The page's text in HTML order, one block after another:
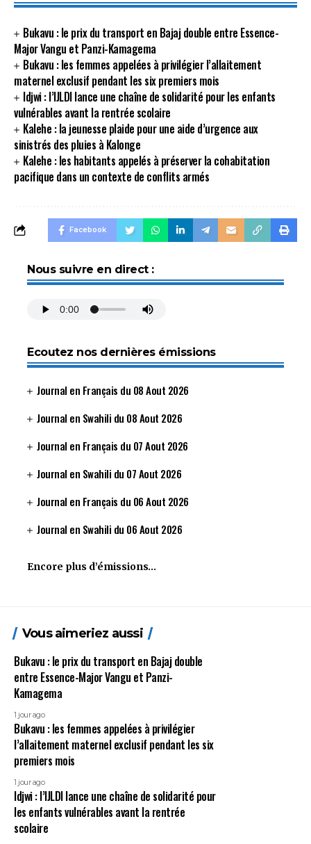
Bukavu : le prix du transport en Bajaj double entre Essence-
Major Vangu et Panzi-Kamagema
Bukavu : les femmes appelées à privilégier l’allaitement
maternel exclusif pendant les six premiers mois
Idjwi : l’IJLDI lance une chaîne de solidarité pour les enfants
vulnérables avant la rentrée scolaire
Kalehe : la jeunesse plaide pour une aide d’urgence aux
sinistrés des pluies à Kalonge
Kalehe : les habitants appelés à préserver la cohabitation
pacifique dans un contexte de conflits armés
Facebook
Nous suivre en direct :
Ecoutez nos dernières émissions
Journal en Français du 08 Aout 2026
Journal en Swahili du 08 Aout 2026
Journal en Français du 07 Aout 2026
Journal en Swahili du 07 Aout 2026
Journal en Français du 06 Aout 2026
Journal en Swahili du 06 Aout 2026
Encore plus d’émissions…
Vous aimeriez aussi
Bukavu : le prix du transport en Bajaj double
entre Essence-Major Vangu et Panzi-
Kamagema
1 jour ago
Bukavu : les femmes appelées à privilégier
l’allaitement maternel exclusif pendant les six
premiers mois
1 jour ago
Idjwi : l’IJLDI lance une chaîne de solidarité pour
les enfants vulnérables avant la rentrée
scolaire